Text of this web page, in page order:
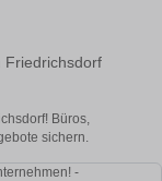
Friedrichsdorf
Büros,
sichern.